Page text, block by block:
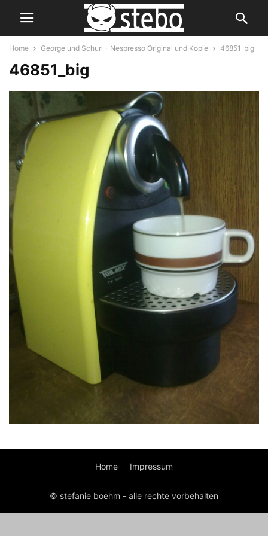
Home George und Schurl – Nespresso Original und Kopie 46851_big
46851_big
Home Impressum
© stefanie boehm - alle rechte vorbehalten